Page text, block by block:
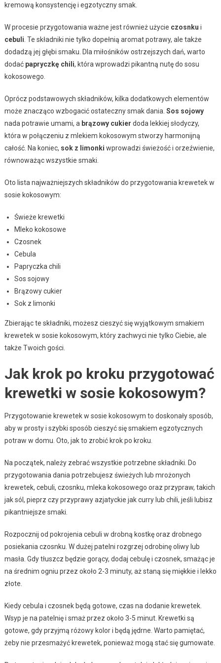
kremową konsystencję i egzotyczny smak.
W procesie przygotowania ważne jest również użycie czosnku i
cebuli . Te składniki nie tylko dopełnią aromat potrawy, ale także
dodadzą jej głębi smaku. Dla miłośników ostrzejszych dań, warto
dodać papryczkę chili, która wprowadzi pikantną nutę do sosu
kokosowego.
Oprócz podstawowych składników, kilka dodatkowych elementów
może znacząco wzbogacić ostateczny smak dania. Sos sojowy
nada potrawie umami, a brązowy cukier doda lekkiej słodyczy,
która w połączeniu z mlekiem kokosowym stworzy harmonijną
całość. Na koniec, sok z limonki wprowadzi świeżość i orzeźwienie,
równoważąc wszystkie smaki.
Oto lista najważniejszych składników do przygotowania krewetek w
sosie kokosowym:
Świeże krewetki
Mleko kokosowe
Czosnek
Cebula
Papryczka chili
Sos sojowy
Brązowy cukier
Sok z limonki
Zbierając te składniki, możesz cieszyć się wyjątkowym smakiem
krewetek w sosie kokosowym, który zachwyci nie tylko Ciebie, ale
także Twoich gości.
Jak krok po kroku przygotować
krewetki w sosie kokosowym?
Przygotowanie krewetek w sosie kokosowym to doskonały sposób,
aby w prosty i szybki sposób cieszyć się smakiem egzotycznych
potraw w domu. Oto, jak to zrobić krok po kroku.
Na początek, należy zebrać wszystkie potrzebne składniki. Do
przygotowania dania potrzebujesz świeżych lub mrożonych
krewetek, cebuli, czosnku, mleka kokosowego oraz przypraw, takich
jak sól, pieprz czy przyprawy azjatyckie jak curry lub chili, jeśli lubisz
pikantniejsze smaki.
Rozpocznij od pokrojenia cebuli w drobną kostkę oraz drobnego
posiekania czosnku. W dużej patelni rozgrzej odrobinę oliwy lub
masła. Gdy tłuszcz będzie gorący, dodaj cebulę i czosnek, smażąc je
na średnim ogniu przez około 2-3 minuty, aż staną się miękkie i lekko
złote.
Kiedy cebula i czosnek będą gotowe, czas na dodanie krewetek.
Wsyp je na patelnię i smaż przez około 3-5 minut. Krewetki są
gotowe, gdy przyjmą różowy kolor i będą jędrne. Warto pamiętać,
żeby nie przesmażyć krewetek, ponieważ mogą stać się gumowate.